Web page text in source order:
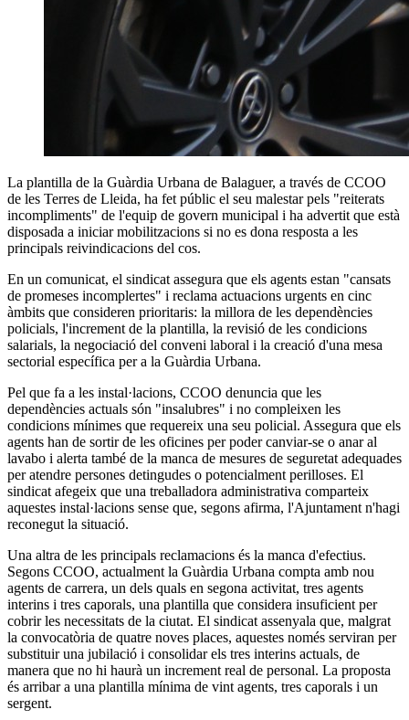
La plantilla de la Guàrdia Urbana de Balaguer, a través de CCOO
de les Terres de Lleida, ha fet públic el seu malestar pels "reiterats
incompliments" de l'equip de govern municipal i ha advertit que està
disposada a iniciar mobilitzacions si no es dona resposta a les
principals reivindicacions del cos.
En un comunicat, el sindicat assegura que els agents estan "cansats
de promeses incomplertes" i reclama actuacions urgents en cinc
àmbits que consideren prioritaris: la millora de les dependències
policials, l'increment de la plantilla, la revisió de les condicions
salarials, la negociació del conveni laboral i la creació d'una mesa
sectorial específica per a la Guàrdia Urbana.
Pel que fa a les instal·lacions, CCOO denuncia que les
dependències actuals són "insalubres" i no compleixen les
condicions mínimes que requereix una seu policial. Assegura que els
agents han de sortir de les oficines per poder canviar-se o anar al
lavabo i alerta també de la manca de mesures de seguretat adequades
per atendre persones detingudes o potencialment perilloses. El
sindicat afegeix que una treballadora administrativa comparteix
aquestes instal·lacions sense que, segons afirma, l'Ajuntament n'hagi
reconegut la situació.
Una altra de les principals reclamacions és la manca d'efectius.
Segons CCOO, actualment la Guàrdia Urbana compta amb nou
agents de carrera, un dels quals en segona activitat, tres agents
interins i tres caporals, una plantilla que considera insuficient per
cobrir les necessitats de la ciutat. El sindicat assenyala que, malgrat
la convocatòria de quatre noves places, aquestes només serviran per
substituir una jubilació i consolidar els tres interins actuals, de
manera que no hi haurà un increment real de personal. La proposta
és arribar a una plantilla mínima de vint agents, tres caporals i un
sergent.